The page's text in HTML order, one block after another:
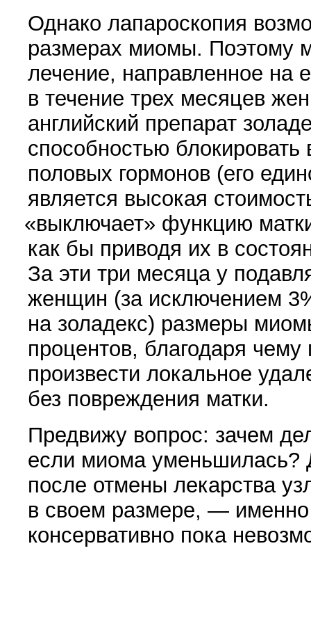
Однако лапароскопия
размерах мио­мы. Поэтому
лечение, направленное на
в течение трех ме­сяцев
английский препарат
способностью
половых гормонов (его
является высокая
«выключает» функцию
как бы приводя их в
За эти три месяца у
женщин (за исключением
на золадекс) размеры
процентов, благодаря
произвести локальное
без повреждения матки.
Предвижу вопрос: зачем
если миома умень­шилась?
после отмены лекарства
в своем размере, —
кон­сервативно пока